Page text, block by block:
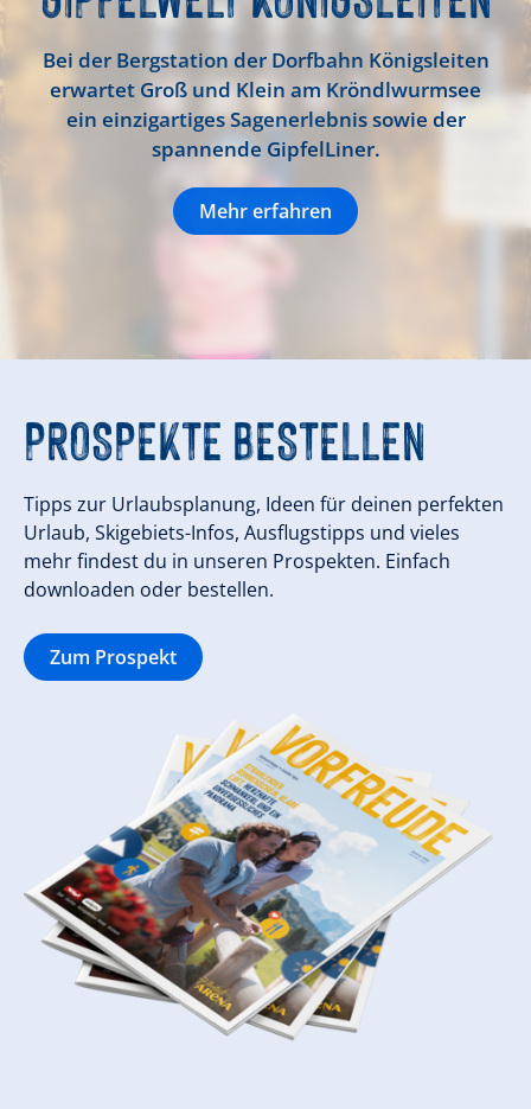
Bei der Bergstation der Dorfbahn Königsleiten
erwartet Groß und Klein am Kröndlwurmsee
ein einzigartiges Sagenerlebnis sowie der
spannende GipfelLiner.
Mehr erfahren
PROSPEKTE BESTELLEN
Tipps zur Urlaubsplanung, Ideen für deinen perfekten
Urlaub, Skigebiets-Infos, Ausflugstipps und vieles
mehr findest du in unseren Prospekten. Einfach
downloaden oder bestellen.
Zum Prospekt